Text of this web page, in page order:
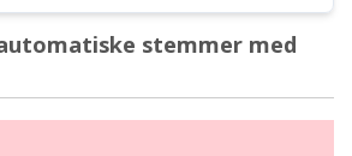
stemmer med